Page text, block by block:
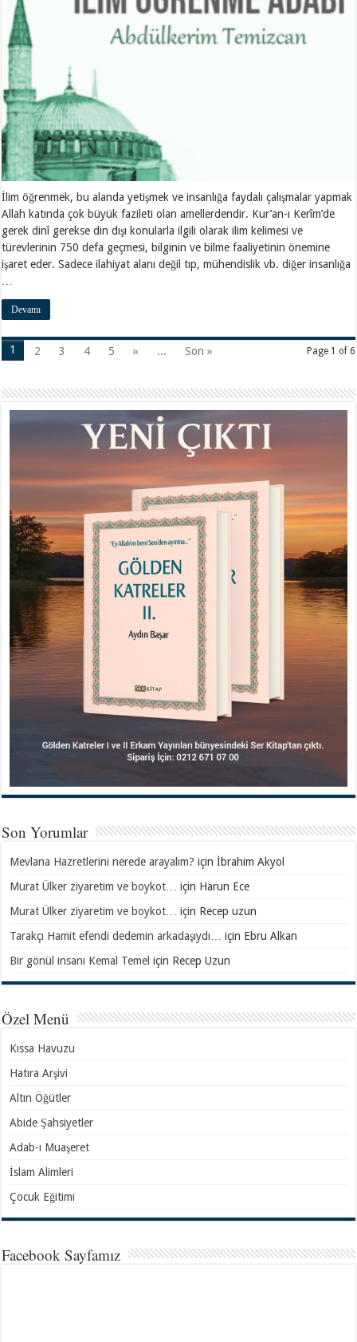
İlim öğrenmek, bu alanda yetişmek ve insanlığa faydalı çalışmalar yapmak
Allah katında çok büyük fazileti olan amellerdendir. Kur’an-ı Kerîm’de
gerek dinî gerekse din dışı konularla ilgili olarak ilim kelimesi ve
türevlerinin 750 defa geçmesi, bilginin ve bilme faaliyetinin önemine
işaret eder. Sadece ilahiyat alanı değil tıp, mühendislik vb. diğer insanlığa
Devamı
Page 1 of 6
1 2 3 4 5 » ... Son »
Son Yorumlar
Mevlana Hazretlerini nerede arayalım? içinİbrahim Akyol
Murat Ülker ziyaretim ve boykot…
için Harun Ece
Murat Ülker ziyaretim ve boykot…
için Recep uzun
Tarakçı Hamit efendi dedemin arkadaşıydı…
için Ebru Alkan
Bir gönül insanı Kemal Temel için Recep Uzun
Özel Menü
Kıssa Havuzu
Hatıra Arşivi
Altın Öğütler
Abide Şahsiyetler
Adab-ı Muaşeret
İslam Alimleri
Çocuk Eğitimi
Facebook Sayfamız